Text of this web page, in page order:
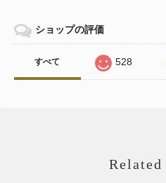
ショップの評価
すべて 528
Related